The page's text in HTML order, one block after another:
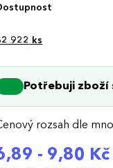
922 ks
Potřebuji zboží
rozsah dle
- 9,80 Kč